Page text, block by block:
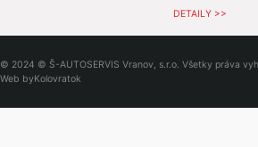
DETAILY >>
© 2024 © Š-AUTOSERVIS Vranov, s.r.o. Všetky práva
Web byKolovratok